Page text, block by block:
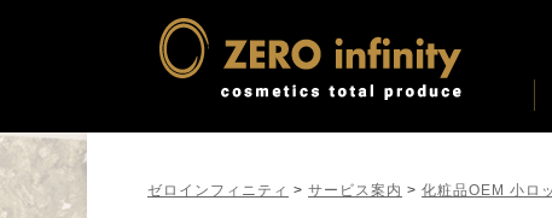
ゼロインフィニティ > サービス案内 > 化粧品OEM 小ロ